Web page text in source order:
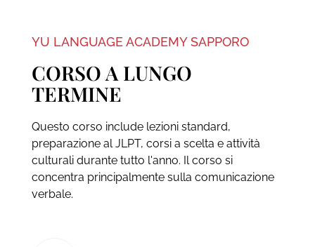
YU LANGUAGE ACADEMY SAPPORO
CORSO A LUNGO
TERMINE
Questo corso include lezioni standard,
preparazione al JLPT, corsi a scelta e attività
culturali durante tutto l'anno. Il corso si
concentra principalmente sulla comunicazione
verbale.